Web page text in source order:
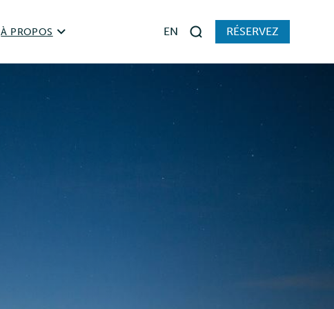
À PROPOS
Sondages auprès des visiteurs et rapports
EN
Rechercher
RÉSERVEZ